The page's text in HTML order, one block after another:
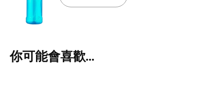
你可能會喜歡…